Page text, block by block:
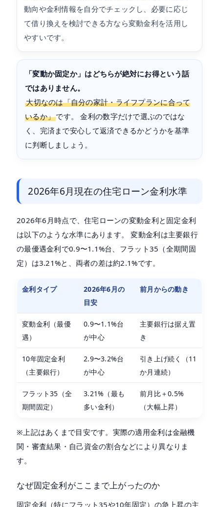
動向や金利情報を自分でチェックし、必要に応じ
て借り換えを検討できる方なら変動金利を活用し
やすいです。
「変動か固定か」はどちらが絶対にお得という話
ではありません。
大切なのは「自分の家計・ライフプランに合って
いるか」です。 金利の数字だけで選ぶのではな
く、完済まで安心して返済できるかどうかを基準
に判断しましょう。
2026年6月現在の住宅ローン金利水準
2026年6月時点で、住宅ローンの変動金利と固定金利
は以下のような水準にあります。 変動金利は主要銀行
の最優遇金利で0.9〜1.1%台、フラット35（全期間固
定）は3.21%と、両者の差は約2.1%です。
金利タイプ
2026年6月の
目安
前月からの動き
変動金利（最優
遇）
0.9〜1.1%台
が中心
主要銀行は据え置
き
10年固定金利
（主要銀行）
2.9〜3.2%台
が中心
引き上げ続く（11
か月連続）
フラット35（全
期間固定）
3.21%（最も
多い金利）
前月比＋0.5%
（大幅上昇）
※上記はあくまで目安です。実際の適用金利は金融機
関・審査結果・自己資金の割合などにより異なりま
す。
なぜ固定金利がここまで上がったのか
固定金利（特にフラット35や10年固定）の急上昇の主